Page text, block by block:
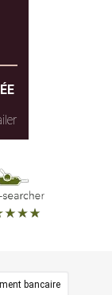
bancaire